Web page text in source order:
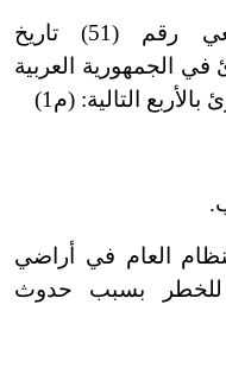
تضمن المرسوم التشريعي رقم (51) تاريخ
في الجمهورية العربية
التالية: (م1)
العام في أراضي
للخطر بسبب حدوث